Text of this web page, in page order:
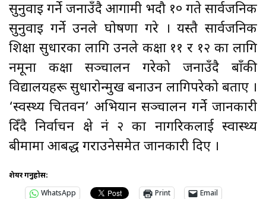
सुनुवाइ गर्ने जनाउँदै आगामी भदौ १० गते सार्वजनिक
सुनुवाइ गर्ने उनले घोषणा गरे । यस्तै सार्वजनिक
शिक्षा सुधारका लागि उनले कक्षा ११ र १२ का लागि
नमूना कक्षा सञ्चालन गरेको जनाउँदै बाँकी
विद्यालयहरू सुधारोन्मुख बनाउन लागिपरेको बताए ।
‘स्वस्थ्य चितवन’ अभियान सञ्चालन गर्ने जानकारी
दिँदै निर्वाचन क्षेत्र नं २ का नागरिकलाई स्वास्थ्य
बीमामा आबद्ध गराउनेसमेत जानकारी दिए ।
शेयर गर्नुहोस:
WhatsApp
Print Email